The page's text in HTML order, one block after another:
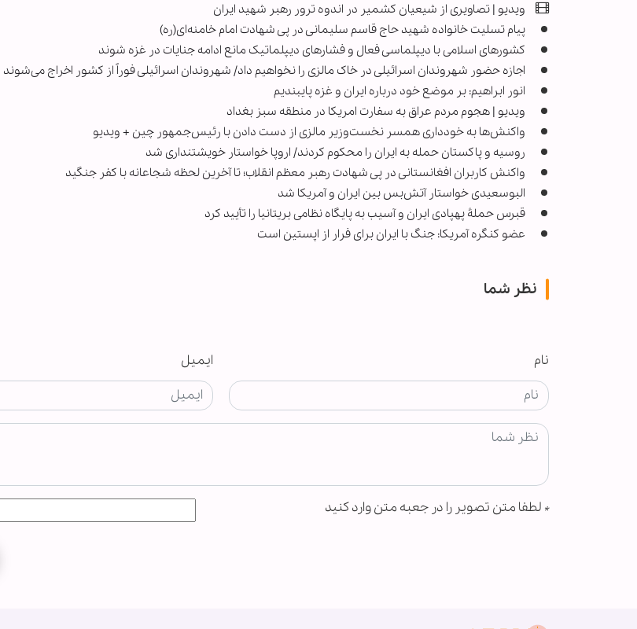
ویدیو | تصاویری از شیعیان کشمیر در اندوه ترور رهبر شهید ایران
پیام تسلیت خانواده شهید حاج قاسم سلیمانی در پی شهادت امام خامنه‌ای(ره)
کشورهای اسلامی با دیپلماسی فعال و فشارهای دیپلماتیک مانع ادامه جنایات در غزه شوند
اجازه حضور شهروندان اسرائیلی در خاک مالزی را نخواهیم داد/ شهروندان اسرائیلی فوراً از کشور اخراج می‌شوند
انور ابراهیم: بر موضع خود درباره ایران و غزه پایبندیم
ویدیو | هجوم مردم عراق به سفارت امریکا در منطقه سبز بغداد
واکنش‌ها به خودداری همسر نخست‌وزیر مالزی از دست دادن با رئیس‌جمهور چین + ویدیو
روسیه و پاکستان حمله به ایران را محکوم کردند/ اروپا خواستار خویشتنداری شد
واکنش کاربران افغانستانی در پی شهادت رهبر معظم انقلاب؛ تا آخرین لحظه شجاعانه با کفر جنگید
البوسعیدی خواستار آتش‌بس بین ایران و آمریکا شد
قبرس حملۀ پهپادی ایران و آسیب به پایگاه نظامی بریتانیا را تأیید کرد
عضو کنگره آمریکا: جنگ با ایران برای فرار از اپستین است
نظر شما
نام ایمیل
* لطفا متن تصویر را در جعبه متن وارد کنید